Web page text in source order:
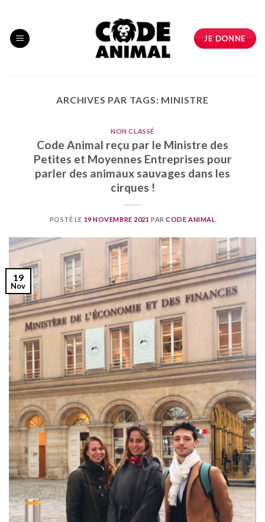
content
JE DONNE
ARCHIVES PAR TAGS: MINISTRE
NON CLASSÉ
Code Animal reçu par le Ministre des
Petites et Moyennes Entreprises pour
parler des animaux sauvages dans les
cirques !
POSTÉ LE 19 NOVEMBRE 2021 PARCODE ANIMAL
19
Nov